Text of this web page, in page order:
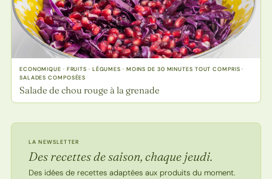
ECONOMIQUE · FRUITS · LÉGUMES · MOINS DE 30 MINUTES TOUT COMPRIS ·
SALADES COMPOSÉES
Salade de chou rouge à la grenade
LA NEWSLETTER
Des recettes de saison, chaque jeudi.
Des idées de recettes adaptées aux produits du moment.